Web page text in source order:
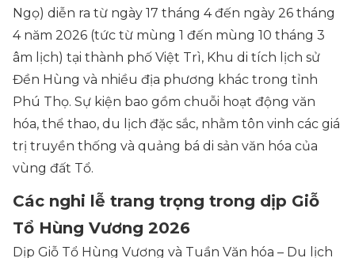
Ngọ) diễn ra từ ngày 17 tháng 4 đến ngày 26 tháng
4 năm 2026 (tức từ mùng 1 đến mùng 10 tháng 3
âm lịch) tại thành phố Việt Trì, Khu di tích lịch sử
Đền Hùng và nhiều địa phương khác trong tỉnh
Phú Thọ. Sự kiện bao gồm chuỗi hoạt động văn
hóa, thể thao, du lịch đặc sắc, nhằm tôn vinh các giá
trị truyền thống và quảng bá di sản văn hóa của
vùng đất Tổ.
Các nghi lễ trang trọng trong dịp Giỗ
Tổ Hùng Vương 2026
Dịp Giỗ Tổ Hùng Vương và Tuần Văn hóa – Du lịch